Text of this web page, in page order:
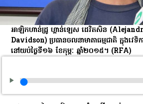
អាឡិកហាន់ដ្រូ ហ្គាន់ឡេស ដេវិតសិន
Davidson) ប្រធាន​ចលនា​មាតា​ធម្មជាតិ ក្នុង​វេទិក
នៅ​យប់​ថ្ងៃ​ទី​១៦ ខែ​កុម្ភៈ ឆ្នាំ​២០១៥។ (RFA)